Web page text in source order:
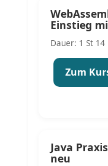
Einstieg
Dauer: 1 St 14
Zum
Java
neu